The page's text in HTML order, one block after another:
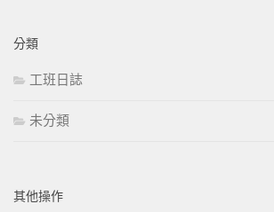
分類
工班日誌
未分類
其他操作